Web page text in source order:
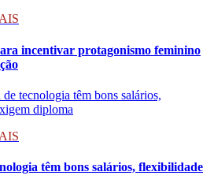
incentivar protagonismo feminino
têm bons salários, flexibilidade